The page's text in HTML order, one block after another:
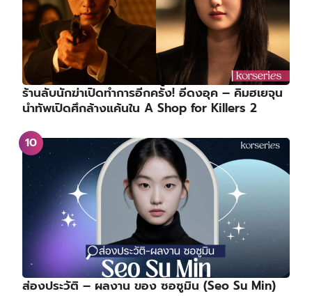
ร้านลับนักฆ่าเปิดทำการอีกครั้ง! อีดงอุค – คิมฮเยจุน
นำทัพเปิดศึกล้างแค้นใน A Shop for Killers 2
ส่องประวัติ – ผลงาน ของ ซอซูมิน (Seo Su Min)